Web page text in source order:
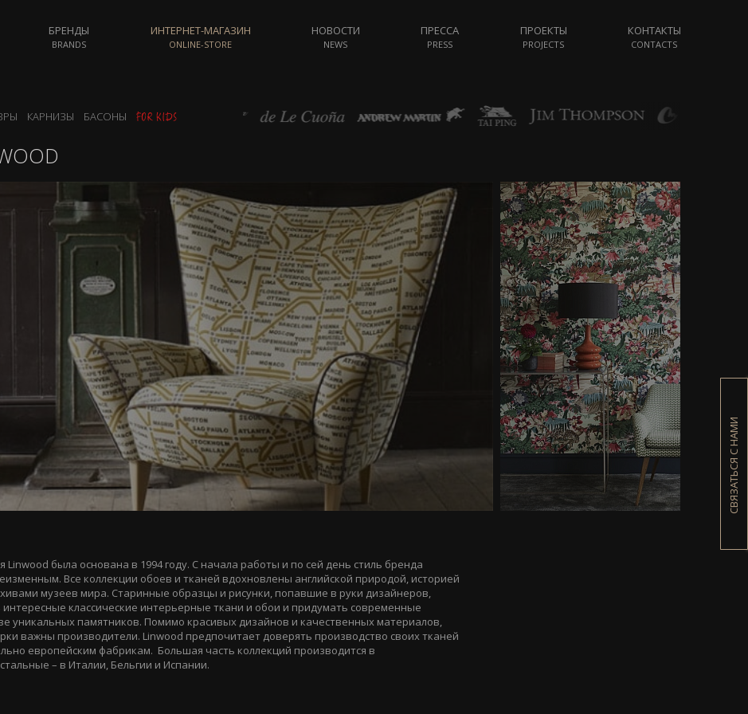
СВЯЗАТЬСЯ С НАМИ
БРЕНДЫ
BRANDS
ИНТЕРНЕТ-МАГАЗИН
ONLINE-STORE
НОВОСТИ
NEWS
ПРЕССА
PRESS
ПРОЕКТЫ
PROJECTS
КОНТАКТЫ
CONTACTS
КАРНИЗЫ БАСОНЫ
Linwood была основана в 1994 году. С начала работы и по сей день стиль бренда
Все коллекции обоев и тканей вдохновлены английской природой, историей
музеев мира. Старинные образцы и рисунки, попавшие в руки дизайнеров,
интересные классические интерьерные ткани и обои и придумать современные
уникальных памятников. Помимо красивых дизайнов и качественных материалов,
важны производители. Linwood предпочитает доверять производство своих тканей
европейским фабрикам. Большая часть коллекций производится в
– в Италии, Бельгии и Испании.